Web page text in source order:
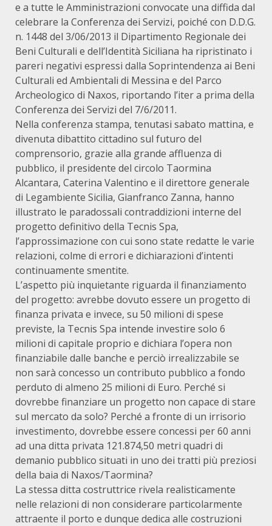
e a tutte le Amministrazioni convocate una diffida dal
celebrare la Conferenza dei Servizi, poiché con D.D.G.
n. 1448 del 3/06/2013 il Dipartimento Regionale dei
Beni Culturali e dell’Identità Siciliana ha ripristinato i
pareri negativi espressi dalla Soprintendenza ai Beni
Culturali ed Ambientali di Messina e del Parco
Archeologico di Naxos, riportando l’iter a prima della
Conferenza dei Servizi del 7/6/2011.
Nella conferenza stampa, tenutasi sabato mattina, e
divenuta dibattito cittadino sul futuro del
comprensorio, grazie alla grande affluenza di
pubblico, il presidente del circolo Taormina
Alcantara, Caterina Valentino e il direttore generale
di Legambiente Sicilia, Gianfranco Zanna, hanno
illustrato le paradossali contraddizioni interne del
progetto definitivo della Tecnis Spa,
l’approssimazione con cui sono state redatte le varie
relazioni, colme di errori e dichiarazioni d’intenti
continuamente smentite.
L’aspetto più inquietante riguarda il finanziamento
del progetto: avrebbe dovuto essere un progetto di
finanza privata e invece, su 50 milioni di spese
previste, la Tecnis Spa intende investire solo 6
milioni di capitale proprio e dichiara l’opera non
finanziabile dalle banche e perciò irrealizzabile se
non sarà concesso un contributo pubblico a fondo
perduto di almeno 25 milioni di Euro. Perché si
dovrebbe finanziare un progetto non capace di stare
sul mercato da solo? Perché a fronte di un irrisorio
investimento, dovrebbe essere concessi per 60 anni
ad una ditta privata 121.874,50 metri quadri di
demanio pubblico situati in uno dei tratti più preziosi
della baia di Naxos/Taormina?
La stessa ditta costruttrice rivela realisticamente
nelle relazioni di non considerare particolarmente
attraente il porto e dunque dedica alle costruzioni